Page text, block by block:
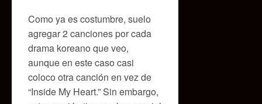
Como ya es costumbre, suelo
agregar 2 canciones por cada
drama koreano que veo,
aunque en este caso casi
coloco otra canción en vez de
“Inside My Heart.” Sin embargo,